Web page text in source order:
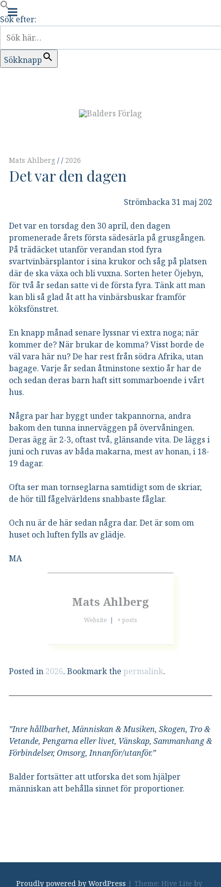
Sök efter:
Sökknapp
Main
navigation
Menu
Mats Ahlberg 2026
Det var den dagen
Strömbacka 31 maj 202
Det var en torsdag den 30 april, den dagen
promenerade årets första sädesärla på grusgången.
På trädäcket utanför verandan stod fyra
svartvinbärsplantor i sina krukor och såg på platsen
där de ska växa och bli vuxna. Sorten heter Öjebyn,
för två år sedan satte vi de första fyra. Tänk att man
kan bli så glad åt att ha vinbärsbuskar framför
köksfönstret.
En knapp månad senare lyssnar vi extra noga; när
kommer de? När brukar de komma? Visst borde de
väl vara här nu? De har rest från södra Afrika, utan
bagage. Varje år sedan åtminstone sextio år har de
och sedan deras barn haft sitt sommarboende i vårt
hus.
Några par har byggt under takpannorna, andra
bakom den tunna innerväggen på övervåningen.
Deras ägg är 2-3, oftast två, glänsande vita. De läggs i
juni och ruvas av båda makarna, mest av honan, i 18-
19 dagar.
Ofta ser man tornseglarna samtidigt som de skriar,
de hör till fågelvärldens snabbaste fåglar.
Och nu är de här sedan några dar. Det är som om
huset och luften fylls av glädje.
MA
Mats Ahlberg
Website | + posts
Posted in 2026. Bookmark the permalink.
”Inre hållbarhet, Människan & Musiken, Skogen, Tro &
Vetande, Pengarna eller livet, Vänskap, Sammanhang &
Förbindelser, Omsorg, Innanför/utanför.”
Balder fortsätter att utforska det som hjälper
människan att behålla sinnet för proportioner.
Proudly powered by WordPress | Theme: Hive Lite by